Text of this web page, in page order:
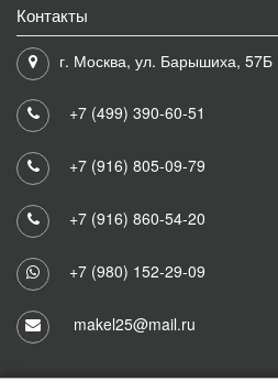
Контакты
г. Москва, ул. Барышиха, 57Б
+7 (499) 390-60-51
+7 (916) 805-09-79
+7 (916) 860-54-20
+7 (980) 152-29-09
makel25@mail.ru